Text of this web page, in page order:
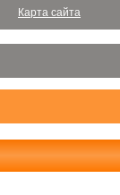
Карта сайта